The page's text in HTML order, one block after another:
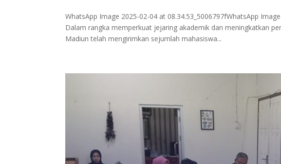
WhatsApp Image 2025-02-04 at 08.34.53_5006797fWhatsApp
Dalam rangka memperkuat jejaring akademik dan meningkatkan
Madiun telah mengirimkan sejumlah mahasiswa...